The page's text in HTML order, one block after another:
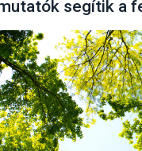
segítik a